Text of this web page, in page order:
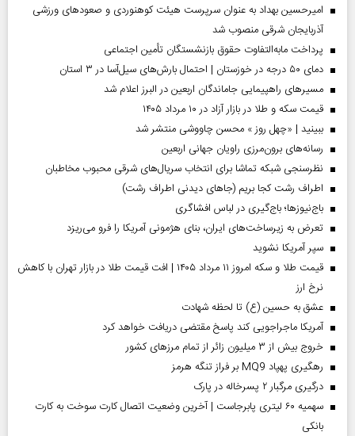
امیرحسین بهداد به عنوان سرپرست هیئت کوهنوردی و صعودهای ورزشی
آذربایجان شرقی منصوب شد
پرداخت مابه‌التفاوت حقوق بازنشستگان تأمین اجتماعی
دمای ۵۰ درجه در خوزستان | احتمال بارش‌های سیل‌آسا در ۳ استان
مسیر‌های راهپیمایی جاماندگان اربعین در البرز اعلام شد
قیمت سکه و طلا در بازار آزاد در ۱۰ مرداد ۱۴۰۵
ببینید | «چهل روز » محسن چاووشی منتشر شد
رسانه‌های برون‌مرزی راویان جهانی اربعین
نظرسنجی شبکه تماشا برای انتخاب سریال‌های شرقی محبوب مخاطبان
اطراف رشت کجا بریم (جاهای دیدنی اطراف رشت)
باج‌نیوزها؛ باج‌گیری در لباس افشاگری
تعرض به زیرساخت‌های ایران، بنای هژمونی آمریکا را فرو می‌ریزد
سپر آمریکا نشوید
قیمت طلا و سکه امروز ۱۱ مرداد ۱۴۰۵ | افت قیمت طلا در بازار تهران با کاهش
نرخ ارز
عشق به حسین (ع) تا لحظه شهادت
آمریکا ماجراجویی کند پاسخ مقتضی دریافت خواهد کرد
خروج بیش از ۳ میلیون زائر از تمام مرز‌های کشور
رهگیری پهپاد MQ9 بر فراز تنگه هرمز
درگیری مرگبار ۲ پسرخاله در پارک
سهمیه ۶۰ لیتری پابرجاست | آخرین وضعیت اتصال کارت سوخت به کارت
بانکی